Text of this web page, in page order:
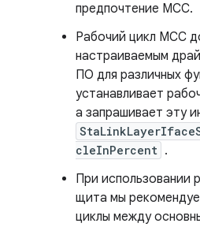
предпочтение MCC.
Рабочий цикл MCC
настраиваемым
ПО для различных
устанавливает
а запрашивает эту
cleInPercent .
При использовании
щита мы
циклы между